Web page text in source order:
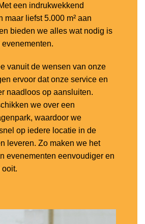
een indrukwekkend
maar liefst 5.000 m² aan
bieden we alles wat nodig is
vanuit de wensen van onze
ervoor dat onze service en
naadloos op aansluiten.
we over een
waardoor we
op iedere locatie in de
leveren. Zo maken we het
evenementen eenvoudiger en